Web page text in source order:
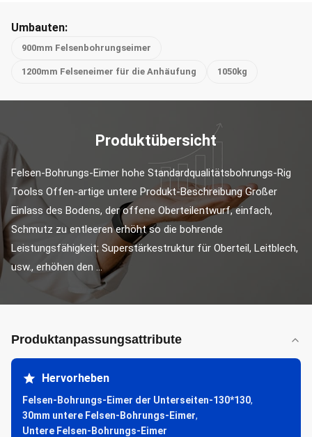
Umbauten:
900mm Felsenbohrungseimer
1200mm Felseneimer für die Anhäufung 1050kg
Produktübersicht
Felsen-Bohrungs-Eimer hohe Standardqualitätsbohrungs-Rig
Toolss Offen-artige untere Produkt-Beschreibung Großer
Einlass des Bodens, der offene Oberteilentwurf, einfach,
Schmutz zu entleeren erhöht so die bohrende
Leistungsfähigkeit; Superstärkestruktur für Oberteil, Leitblech,
usw., erhöhen den ...
Produktanpassungsattribute
Hervorheben
Felsen-Bohrungs-Eimer der Unterseiten-130*130,
30mm untere Felsen-Bohrungs-Eimer,
Untere Felsen-Bohrungs-Eimer